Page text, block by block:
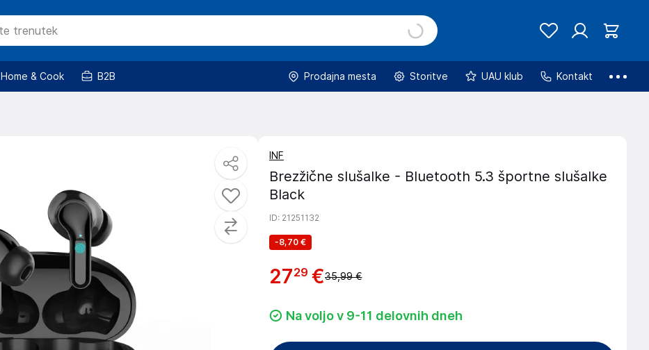
Home & Cook B2B Prodajna mesta Storitve UAU klub Kontakt
INF
Brezžične slušalke - Bluetooth 5.3 športne slušalke
Black
ID: 21251132
-8,70 €
2729 €35,99 €
Na voljo v 9-11 delovnih dneh